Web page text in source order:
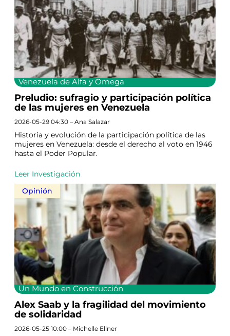
Venezuela de Alfa y Omega
Preludio: sufragio y participación política
de las mujeres en Venezuela
2026-05-29 04:30 – Ana Salazar
Historia y evolución de la participación política de las
mujeres en Venezuela: desde el derecho al voto en 1946
hasta el Poder Popular.
Leer Investigación
Opinión
Un Mundo en Construcción
Alex Saab y la fragilidad del movimiento
de solidaridad
2026-05-25 10:00 – Michelle Ellner